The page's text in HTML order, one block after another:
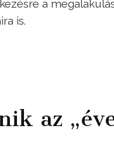
a
is.
az